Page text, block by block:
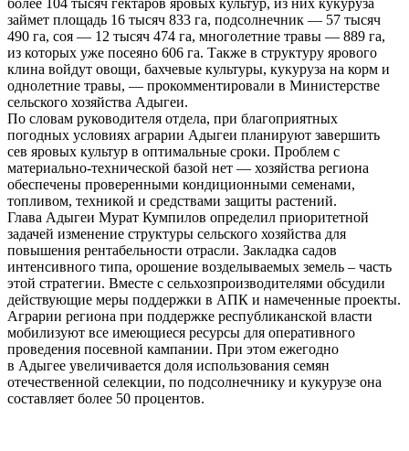
займет площадь 16 тысяч 833 га, подсолнечник — 57 тысяч
490 га, соя — 12 тысяч 474 га, многолетние травы — 889 га,
из которых уже посеяно 606 га. Также в структуру ярового
клина войдут овощи, бахчевые культуры, кукуруза на корм и
однолетние травы, — прокомментировали в Министерстве
сельского хозяйства Адыгеи.
По словам руководителя отдела, при благоприятных
погодных условиях аграрии Адыгеи планируют завершить
сев яровых культур в оптимальные сроки. Проблем с
материально-технической базой нет — хозяйства региона
обеспечены проверенными кондиционными семенами,
топливом, техникой и средствами защиты растений.
Глава Адыгеи Мурат Кумпилов определил приоритетной
задачей изменение структуры сельского хозяйства для
повышения рентабельности отрасли. Закладка садов
интенсивного типа, орошение возделываемых земель – часть
этой стратегии. Вместе с сельхозпроизводителями обсудили
действующие меры поддержки в АПК и намеченные проекты.
Аграрии региона при поддержке республиканской власти
мобилизуют все имеющиеся ресурсы для оперативного
проведения посевной кампании. При этом ежегодно
в Адыгее увеличивается доля использования семян
отечественной селекции, по подсолнечнику и кукурузе она
составляет более 50 процентов.